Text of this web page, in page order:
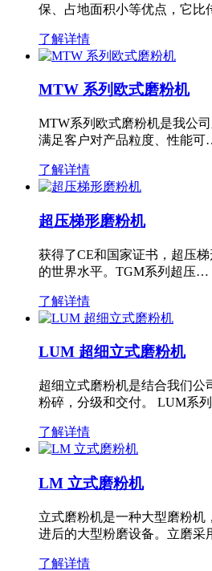
保、占地面积小等优点，它
了解详情
MTW 系列欧式磨粉机
MTW系列欧式磨粉机是我公
满足客户对产品粒度、性能
了解详情
超压梯形磨粉机
获得了CE和国家证书，超压
的世界水平。TGM系列超压…
了解详情
LUM 超细立式磨粉机
超细立式磨粉机是结合我们
粉碎，分级和交付。 LUM系
了解详情
LM 立式磨粉机
立式磨粉机是一种大型磨粉
进后的大型粉磨设备。立磨
了解详情